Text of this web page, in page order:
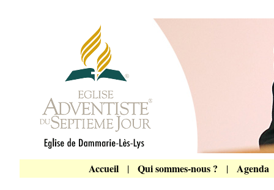
Accueil| Qui sommes-nous ? | Agenda